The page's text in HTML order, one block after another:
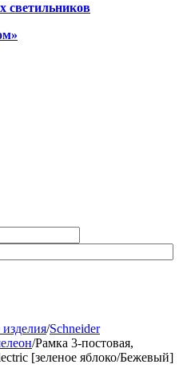
светильников
/Schneider
/Рамка 3-постовая,
[зеленое яблоко/Бежевый]